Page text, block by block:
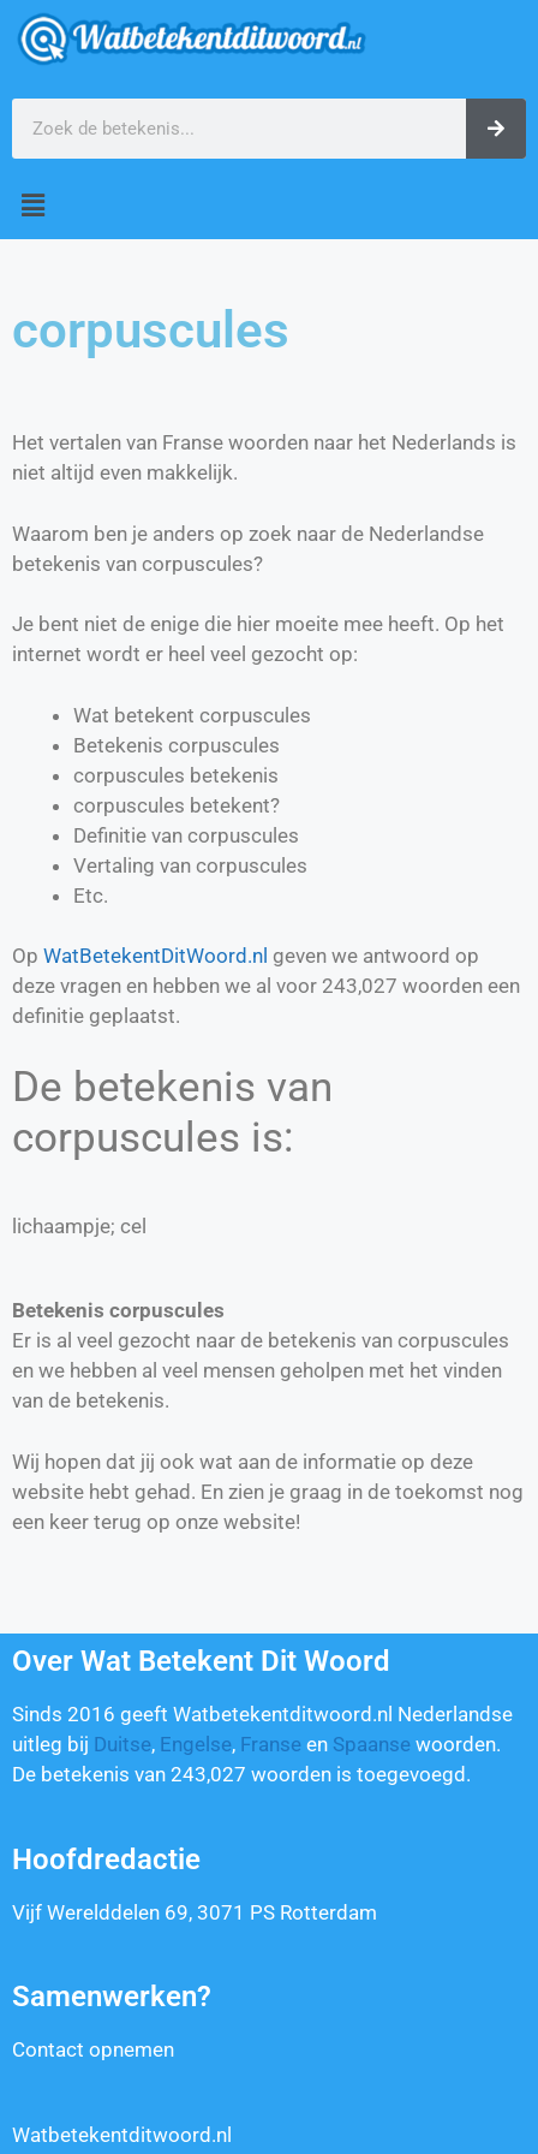
corpuscules
Het vertalen van Franse woorden naar het Nederlands is
niet altijd even makkelijk.
Waarom ben je anders op zoek naar de Nederlandse
betekenis van corpuscules?
Je bent niet de enige die hier moeite mee heeft. Op het
internet wordt er heel veel gezocht op:
Wat betekent corpuscules
Betekenis corpuscules
corpuscules betekenis
corpuscules betekent?
Definitie van corpuscules
Vertaling van corpuscules
Etc.
Op WatBetekentDitWoord.nl geven we antwoord op
deze vragen en hebben we al voor 243,027 woorden een
definitie geplaatst.
De betekenis van
corpuscules is:
lichaampje; cel
Betekenis corpuscules
Er is al veel gezocht naar de betekenis van corpuscules
en we hebben al veel mensen geholpen met het vinden
van de betekenis.
Wij hopen dat jij ook wat aan de informatie op deze
website hebt gehad. En zien je graag in de toekomst nog
een keer terug op onze website!
Over Wat Betekent Dit Woord
Sinds 2016 geeft Watbetekentditwoord.nl Nederlandse
uitleg bij Duitse, Engelse, Franse en Spaanse woorden.
De betekenis van 243,027 woorden is toegevoegd.
Hoofdredactie
Vijf Werelddelen 69, 3071 PS Rotterdam
Samenwerken?
Contact opnemen
Watbetekentditwoord.nl